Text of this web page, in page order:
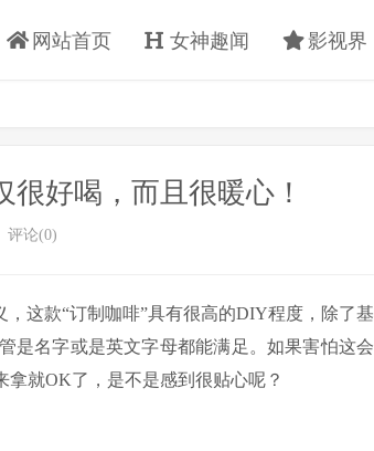
网站首页 女神趣闻 影视界
好喝，而且很暖心！
评论(0)
这款“订制咖啡”具有很高的DIY程度，除了基
是名字或是英文字母都能满足。如果害怕这会
就OK了，是不是感到很贴心呢？